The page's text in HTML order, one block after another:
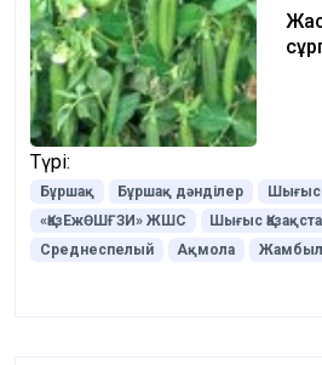
Түрі:
Бұршақ Бұршақ дәнділер
Шығыс
«ҚазЕжӨШҒЗИ» ЖШС
Шығыс
Среднеспелый
Ақмола Жамбыл